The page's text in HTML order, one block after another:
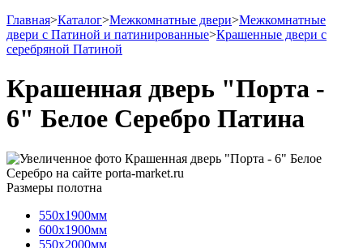
Главная>Каталог>Межкомнатные двери>Межкомнатные
двери с Патиной и патинированные>Крашенные двери с
серебряной Патиной
Крашенная дверь "Порта -
6" Белое Серебро Патина
Размеры полотна
550х1900мм
600х1900мм
550х2000мм